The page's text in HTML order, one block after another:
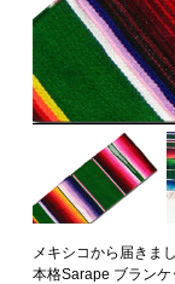
メキシコから届きまし
本格Sarape ブランケ